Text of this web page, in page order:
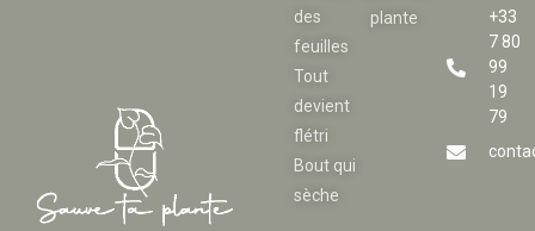
des
feuilles
Tout
devient
flétri
Bout qui
sèche
plante
+33
7 80
99
19
79